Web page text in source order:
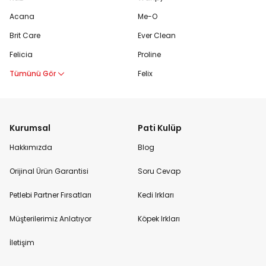
Acana
Brit Care
Felicia
Tümünü Gör
Me-O
Ever Clean
Proline
Felix
Kurumsal
Hakkımızda
Orijinal Ürün Garantisi
Petlebi Partner Fırsatları
Müşterilerimiz Anlatıyor
İletişim
Pati Kulüp
Blog
Soru Cevap
Kedi Irkları
Köpek Irkları